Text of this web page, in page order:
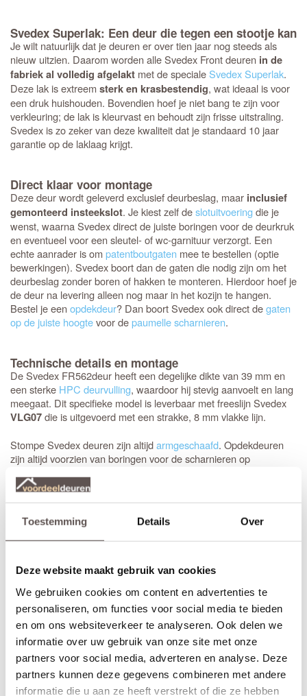
Toestemming Details Over
Deze website maakt gebruik van cookies
We gebruiken cookies om content en advertenties te
personaliseren, om functies voor social media te bieden
en om ons websiteverkeer te analyseren. Ook delen we
informatie over uw gebruik van onze site met onze
partners voor social media, adverteren en analyse. Deze
partners kunnen deze gegevens combineren met andere
informatie die u aan ze heeft verstrekt of die ze hebben
Svedex Superlak: Een deur die tegen een stootje kan
Je wilt natuurlijk dat je deuren er over tien jaar nog steeds als
nieuw uitzien. Daarom worden alle Svedex Front deuren in de
fabriek al volledig afgelakt met de specialeSvedex Superlak.
Deze lak is extreemsterk en krasbestendig, wat ideaal is voor
een druk huishouden. Bovendien hoef je niet bang te zijn voor
verkleuring; de lak is kleurvast en behoudt zijn frisse uitstraling.
Svedex is zo zeker van deze kwaliteit dat je standaard 10 jaar
garantie op de laklaag krijgt.
Direct klaar voor montage
Deze deur wordt geleverd exclusief deurbeslag, maar inclusief
gemonteerd insteekslot. Je kiest zelf deslotuitvoeringdie je
wenst, waarna Svedex direct de juiste boringen voor de deurkruk
en eventueel voor een sleutel- of wc-garnituur verzorgt. Een
echte aanrader is ompatentboutgaten mee te bestellen (optie
bewerkingen). Svedex boort dan de gaten die nodig zijn om het
deurbeslag zonder boren of hakken te monteren. Hierdoor hoef je
de deur na levering alleen nog maar in het kozijn te hangen.
Bestel je eenopdekdeur? Dan boort Svedex ook direct degaten
op de juiste hoogtevoor depaumelle scharnieren.
Technische details en montage
De Svedex FR562deur heeft een degelijke dikte van 39 mm en
een sterke HPC deurvulling, waardoor hij stevig aanvoelt en lang
meegaat. Dit specifieke model is leverbaar met freeslijn Svedex
VLG07die is uitgevoerd met een strakke, 8 mm vlakke lijn.
Stompe Svedex deuren zijn altijdarmgeschaafd. Opdekdeuren
zijn altijd voorzien van boringen voor de scharnieren op
Elk modelSvedex-deuris leverbaar in zowel een stompe als
afmeting. Het is voor beide uitvoeringen van belang dat je de
juiste draairichting doorgeeft tijdens het bestellen. Doordat
omgedraaid worden en is dekeuze tussen links en rechts
Maak je Svedex Front binnendeur compleet
Heb je een
nodig? Dan is het handig om een
montageset voor stompe deurenmee te bestellen. De speciaal
ontwikkelde scharnieren vallen wel in de krozingen in het kozijn,
maar worden op de deur gemonteerd (zonder nieuwe
inkepingen). De montage is eenvoudig, past in elke situatie en